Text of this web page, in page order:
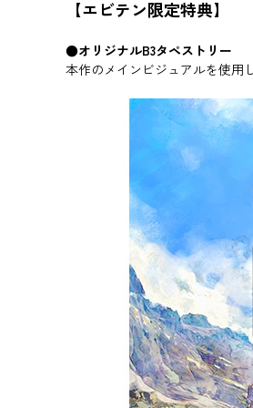
【エビテン限定特典】
●オリジナルB3タペストリー
本作のメインビジュアルを使用